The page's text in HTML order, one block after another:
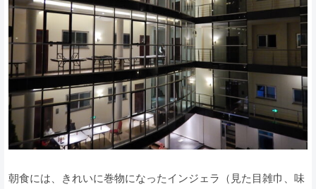
朝食には、きれいに巻物になったインジェラ（見た目雑巾、味